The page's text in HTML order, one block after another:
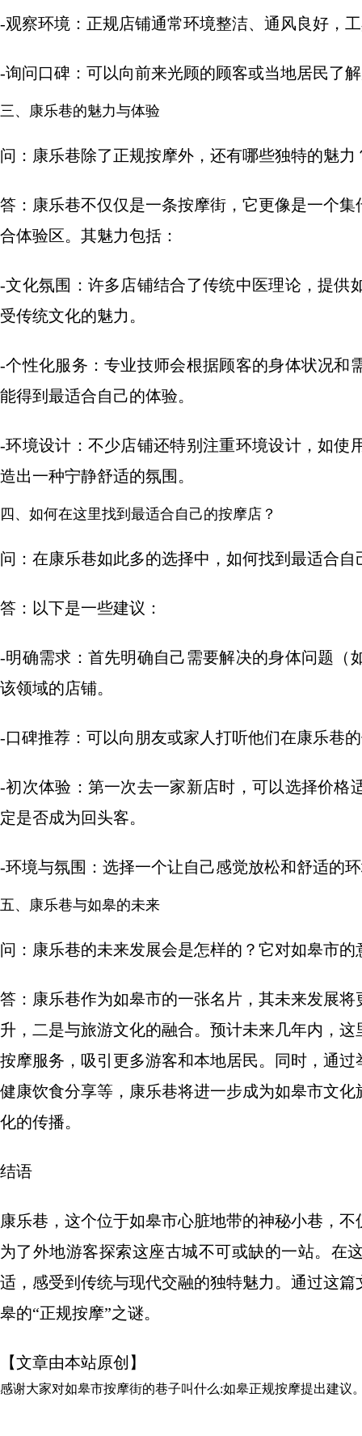
-观察环境：正规店铺通常环境整洁、通风良好，
-询问口碑：可以向前来光顾的顾客或当地居民了
三、康乐巷的魅力与体验
问：康乐巷除了正规按摩外，还有哪些独特的魅力
答：康乐巷不仅仅是一条按摩街，它更像是一个
合体验区。其魅力包括：
-文化氛围：许多店铺结合了传统中医理论，提供
受传统文化的魅力。
-个性化服务：专业技师会根据顾客的身体状况和
能得到最适合自己的体验。
-环境设计：不少店铺还特别注重环境设计，如使
造出一种宁静舒适的氛围。
四、如何在这里找到最适合自己的按摩店？
问：在康乐巷如此多的选择中，如何找到最适合自
答：以下是一些建议：
-明确需求：首先明确自己需要解决的身体问题（
该领域的店铺。
-口碑推荐：可以向朋友或家人打听他们在康乐巷
-初次体验：第一次去一家新店时，可以选择价格
定是否成为回头客。
-环境与氛围：选择一个让自己感觉放松和舒适的
五、康乐巷与如皋的未来
问：康乐巷的未来发展会是怎样的？它对如皋市的
答：康乐巷作为如皋市的一张名片，其未来发展
升，二是与旅游文化的融合。预计未来几年内，
按摩服务，吸引更多游客和本地居民。同时，通
健康饮食分享等，康乐巷将进一步成为如皋市文
化的传播。
结语
康乐巷，这个位于如皋市心脏地带的神秘小巷，
为了外地游客探索这座古城不可或缺的一站。在
适，感受到传统与现代交融的独特魅力。通过这
皋的“正规按摩”之谜。
【文章由本站原创】
感谢大家对如皋市按摩街的巷子叫什么:如皋正规按摩提出建议